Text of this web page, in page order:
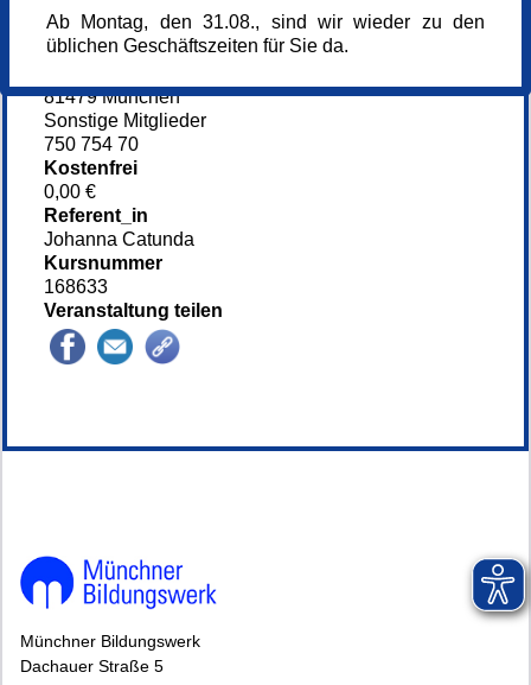
Veranstaltungsort
Alten- und Service-Zentrum Solln-Forstenried
81479 München
Sonstige Mitglieder
750 754 70
Kostenfrei
0,00 €
Referent_in
Johanna Catunda
Kursnummer
168633
Veranstaltung teilen
Münchner Bildungswerk
Dachauer Straße 5
Ab Montag, den 31.08., sind wir wieder zu den
üblichen Geschäftszeiten für Sie da.